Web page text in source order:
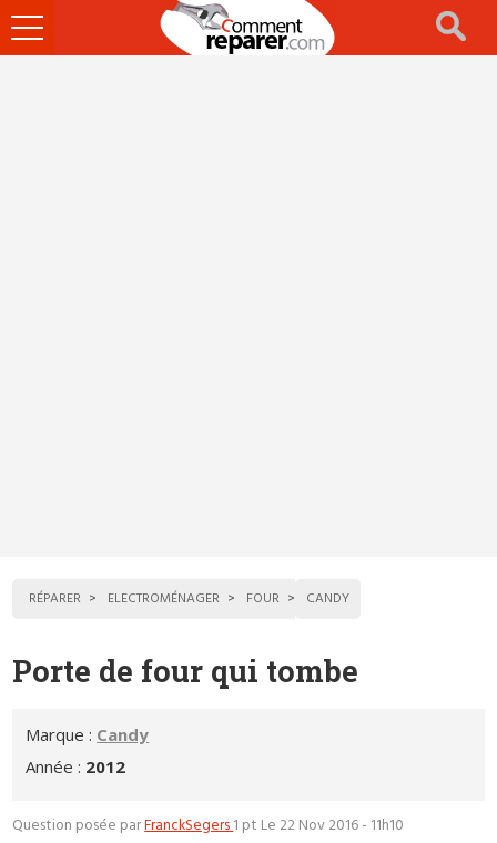
Ouvrir
le
RÉPARER ELECTROMÉNAGER FOUR CANDY
Porte de four qui tombe
Marque : Candy
Année : 2012
Question posée parFranckSegers1 pt Le 22 Nov 2016 - 11h10